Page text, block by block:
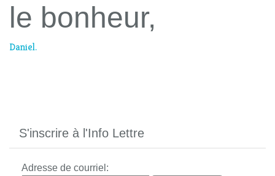
le bonheur,
Daniel.
S'inscrire à l'Info Lettre
Adresse de courriel: